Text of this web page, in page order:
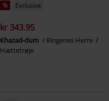
% Exclusive
kr 343.95
Khazad-dum
Ringenes Herre
Hættetrøje